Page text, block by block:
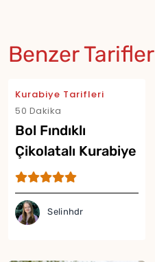
Benzer Tarifler
Kurabiye Tarifleri
50 Dakika
Bol Fındıklı
Çikolatalı Kurabiye
Tarifi
Selinhdr